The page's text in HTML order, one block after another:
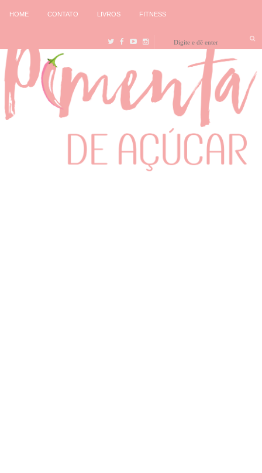
HOME CONTATO LIVROS FITNESS